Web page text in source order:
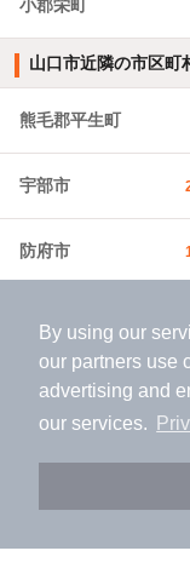
By using our
our partners use
advertising and
our services.
アプリに切
会員登録なし
小郡栄町
山口市近隣の市区町
熊毛郡平生町
宇部市
防府市
山口市の不動産会社
山口県の不動産会社